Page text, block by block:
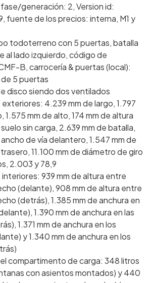
generación: 2, Version id:
fuente de los precios: interna, M1 y
todoterreno con 5 puertas, batalla
al lado izquierdo, código de
B, carrocería & puertas (local):
5 puertas
disco siendo dos ventilados
4.239 mm de largo, 1.797
1.575 mm de alto, 174 mm de altura
sin carga, 2.639 mm de batalla,
de vía delantero, 1.547 mm de
11.100 mm de diámetro de giro
2.003 y 78,9
939 mm de altura entre
(delante), 908 mm de altura entre
(detrás), 1.385 mm de anchura en
1.390 mm de anchura en las
1.371 mm de anchura en los
y 1.340 mm de anchura en los
compartimento de carga: 348 litros
con asientos montados) y 440